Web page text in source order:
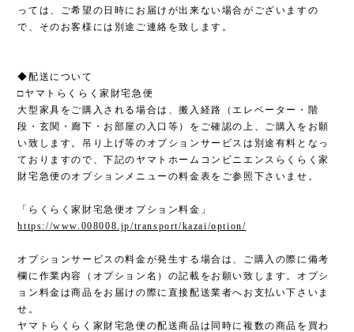
っては、ご希望の日時にお届けが出来ない場合がございますの
で、そのお客様には別途ご連絡を致します。
◆配送について
□ヤマトらくらく家財宅急便
大型家具をご購入される場合は、搬入経路（エレベーター・階
段・玄関・廊下・お部屋の入口等）をご確認の上、ご購入をお願
い致します。吊り上げ等のオプションサービスは別途有料となっ
ておりますので、下記のヤマトホームコンビニエンスらくらく家
財宅急便のオプションメニューの料金表をご参照下さいませ。
「らくらく家財宅急便オプション料金」
https://www.008008.jp/transport/kazai/option/
オプションサービスの料金が発生する場合は、ご購入の際に備考
欄に作業内容（オプション名）の記載をお願い致します。オプシ
ョン料金は商品をお届けの際に直接配送業者へお支払い下さいま
せ。
ヤマトらくらく家財宅急便の配送商品は同時に複数の商品を買わ